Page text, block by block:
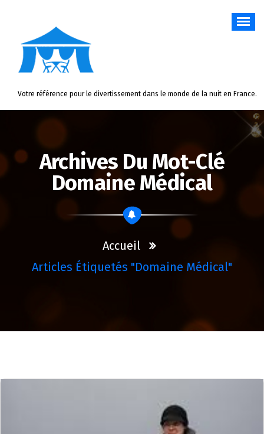
Votre référence pour le divertissement dans le monde de la nuit en France.
Archives Du Mot-Clé
Domaine Médical
Accueil
Articles Étiquetés "domaine Médical"